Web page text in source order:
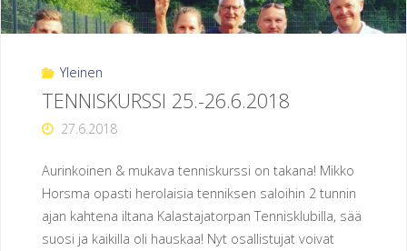
on
Yleinen
TENNISKURSSI 25.-26.6.2018
27.6.2018
Aurinkoinen & mukava tenniskurssi on takana! Mikko
Horsma opasti herolaisia tenniksen saloihin 2 tunnin
ajan kahtena iltana Kalastajatorpan Tennisklubilla, sää
suosi ja kaikilla oli hauskaa! Nyt osallistujat voivat